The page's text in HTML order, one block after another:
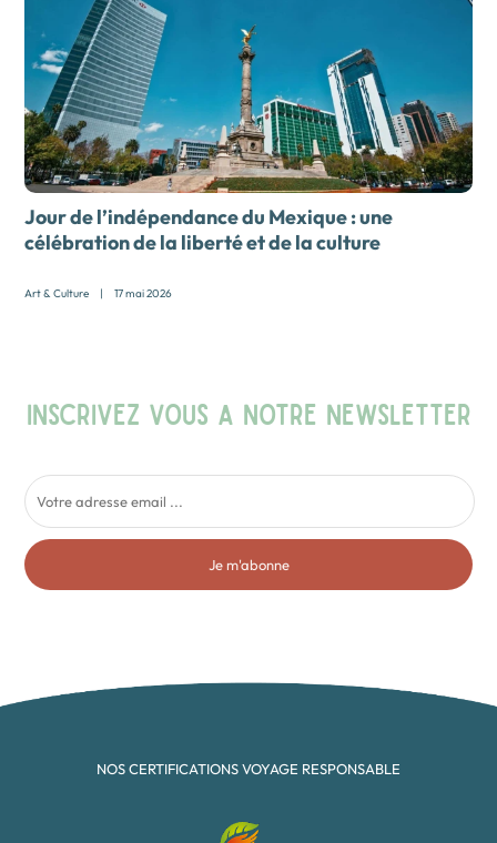
Jour de l’indépendance du Mexique : une
célébration de la liberté et de la culture
Art & Culture | 17 mai 2026
INSCRIVEZ VOUS A NOTRE NEWSLETTER
Je m'abonne
NOS CERTIFICATIONS VOYAGE RESPONSABLE